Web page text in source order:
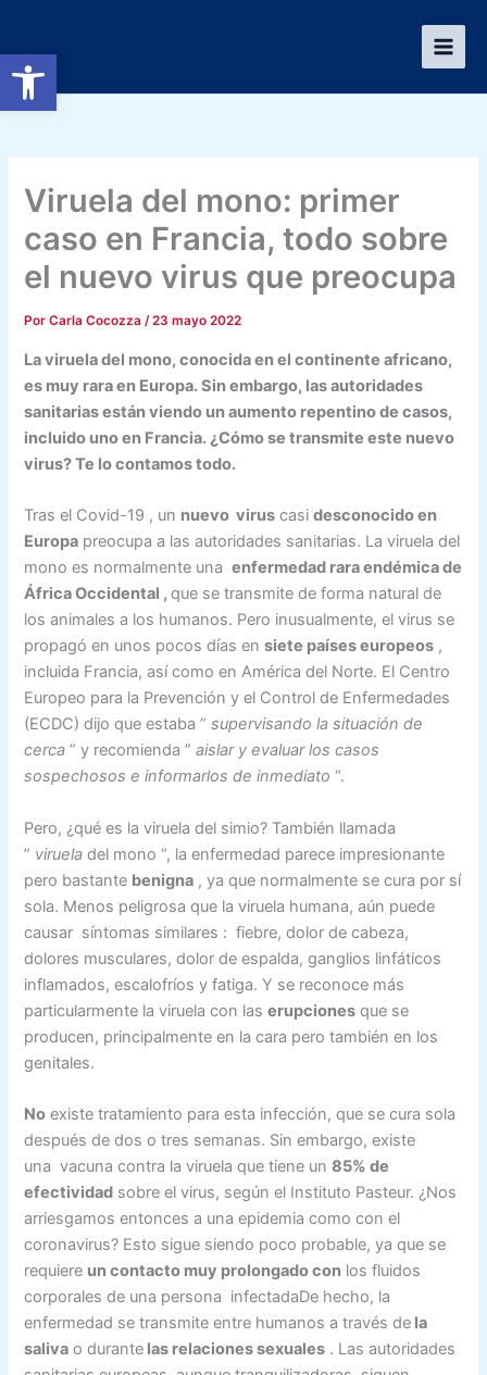
Abrir barra de herramientas
contenido
Viruela del mono: primer
caso en Francia, todo sobre
el nuevo virus que preocupa
PorCarla Cocozza/23 mayo 2022
La viruela del mono, conocida en el continente africano,
es muy rara en Europa. Sin embargo, las autoridades
sanitarias están viendo un aumento repentino de casos,
incluido uno en Francia. ¿Cómo se transmite este nuevo
virus? Te lo contamos todo.
Tras el Covid-19 , un nuevo virus casidesconocido en
Europa preocupa a las autoridades sanitarias. La viruela del
mono es normalmente unaenfermedad rara endémica de
África Occidental ,que se transmite de forma natural de
los animales a los humanos. Pero inusualmente, el virus se
propagó en unos pocos días ensiete países europeos ,
incluida Francia, así como en América del Norte. El Centro
Europeo para la Prevención y el Control de Enfermedades
(ECDC) dijo que estaba ”supervisando la situación de
cerca ” y recomienda ”aislar y evaluar los casos
sospechosos e informarlos de inmediato “.
Pero, ¿qué es la viruela del simio? También llamada
” viruela del mono “, la enfermedad parece impresionante
pero bastante benigna , ya que normalmente se cura por sí
sola. Menos peligrosa que la viruela humana, aún puede
causar síntomas similares : fiebre, dolor de cabeza,
dolores musculares, dolor de espalda, ganglios linfáticos
inflamados, escalofríos y fatiga. Y se reconoce más
particularmente la viruela con laserupciones que se
producen, principalmente en la cara pero también en los
genitales.
No existe tratamiento para esta infección, que se cura sola
después de dos o tres semanas. Sin embargo, existe
una vacuna contra la viruela que tiene un85% de
efectividad sobre el virus, según el Instituto Pasteur. ¿Nos
arriesgamos entonces a una epidemia como con el
coronavirus? Esto sigue siendo poco probable, ya que se
requiere un contacto muy prolongado con los fluidos
corporales de una persona infectadaDe hecho, la
enfermedad se transmite entre humanos a través de la
saliva o durante las relaciones sexuales . Las autoridades